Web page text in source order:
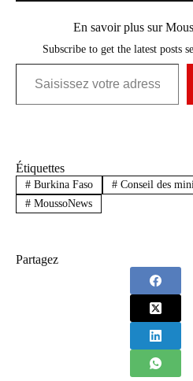
En savoir plus sur
Subscribe to get the latest posts
Saisissez votre adresse e-mail…
Étiquettes
#Burkina Faso #Conseil des
#MoussoNews
Partagez